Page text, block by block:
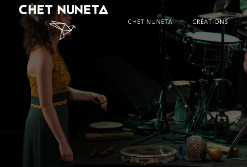
CHET NUNETA CRÉATIONS